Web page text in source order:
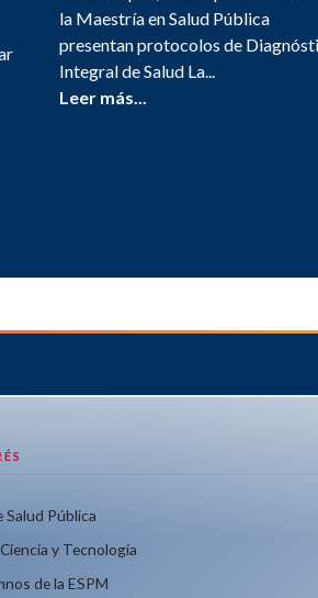
la Maestría en Salud Pública
presentan protocolos de
Integral de Salud La...
Leer más...
Pública
y Tecnología
de la ESPM